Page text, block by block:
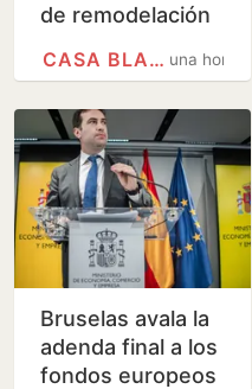
de remodelación
ordenadas poruna hora
CASA BLANCA
Bruselas avala la
adenda final a los
fondos europeos